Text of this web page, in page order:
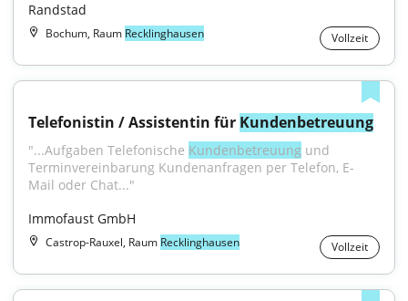
Randstad
Bochum, Raum Recklinghausen Vollzeit
Telefonistin / Assistentin für Kundenbetreuung
"...Aufgaben Telefonische Kundenbetreuung und
Terminvereinbarung Kundenanfragen per Telefon, E-
Mail oder Chat..."
Immofaust GmbH
Castrop-Rauxel, Raum Recklinghausen Vollzeit